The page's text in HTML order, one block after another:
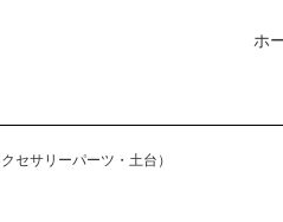
ホ
セサリーパーツ・土台）